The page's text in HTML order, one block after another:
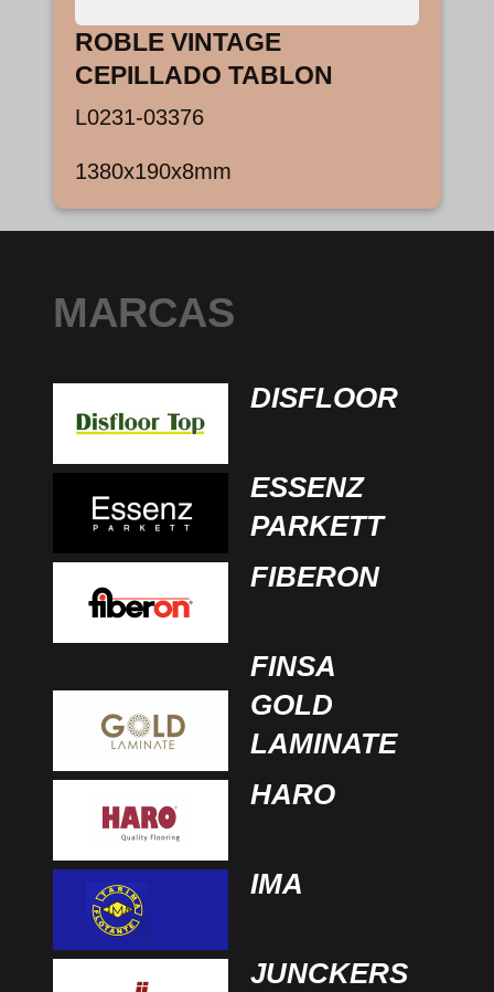
ROBLE VINTAGE
CEPILLADO TABLON
L0231-03376
1380x190x8mm
MARCAS
DISFLOOR
ESSENZ
PARKETT
FIBERON
FINSA
GOLD
LAMINATE
HARO
IMA
JUNCKERS